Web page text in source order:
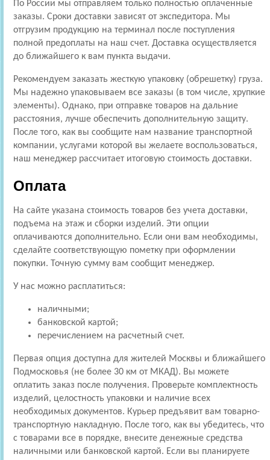
По России мы отправляем только полностью оплаченные
заказы. Сроки доставки зависят от экспедитора. Мы
отгрузим продукцию на терминал после поступления
полной предоплаты на наш счет. Доставка осуществляется
до ближайшего к вам пункта выдачи.
Рекомендуем заказать жесткую упаковку (обрешетку) груза.
Мы надежно упаковываем все заказы (в том числе, хрупкие
элементы). Однако, при отправке товаров на дальние
расстояния, лучше обеспечить дополнительную защиту.
После того, как вы сообщите нам название транспортной
компании, услугами которой вы желаете воспользоваться,
наш менеджер рассчитает итоговую стоимость доставки.
Оплата
На сайте указана стоимость товаров без учета доставки,
подъема на этаж и сборки изделий. Эти опции
оплачиваются дополнительно. Если они вам необходимы,
сделайте соответствующую пометку при оформлении
покупки. Точную сумму вам сообщит менеджер.
У нас можно расплатиться:
наличными;
банковской картой;
перечислением на расчетный счет.
Первая опция доступна для жителей Москвы и ближайшего
Подмосковья (не более 30 км от МКАД). Вы можете
оплатить заказ после получения. Проверьте комплектность
изделий, целостность упаковки и наличие всех
необходимых документов. Курьер предъявит вам товарно-
транспортную накладную. После того, как вы убедитесь, что
с товарами все в порядке, внесите денежные средства
наличными или банковской картой. Если вы планируете